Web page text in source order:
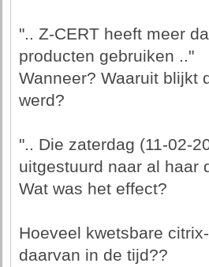
".. Z-CERT heeft meer
producten gebruiken .."
Wanneer? Waaruit blijkt
werd?
".. Die zaterdag (11-02-
uitgestuurd naar al haar
Wat was het effect?
Hoeveel kwetsbare
daarvan in de tijd??